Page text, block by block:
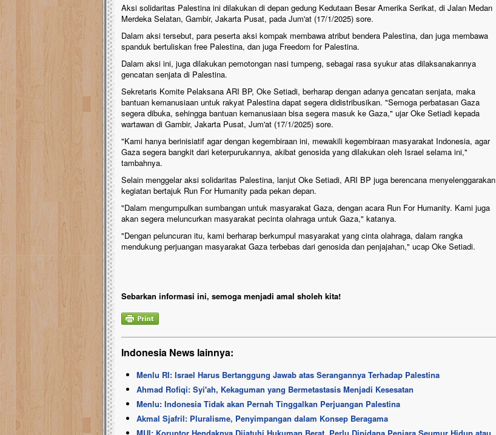
Aksi solidaritas Palestina ini dilakukan di depan gedung Kedutaan Besar Amerika Serikat, di Jalan Medan
Merdeka Selatan, Gambir, Jakarta Pusat, pada Jum'at (17/1/2025) sore.
Dalam aksi tersebut, para peserta aksi kompak membawa atribut bendera Palestina, dan juga membawa
spanduk bertuliskan free Palestina, dan juga Freedom for Palestina.
Dalam aksi ini, juga dilakukan pemotongan nasi tumpeng, sebagai rasa syukur atas dilaksanakannya
gencatan senjata di Palestina.
Sekretaris Komite Pelaksana ARI BP, Oke Setiadi, berharap dengan adanya gencatan senjata, maka
bantuan kemanusiaan untuk rakyat Palestina dapat segera didistribusikan. "Semoga perbatasan Gaza
segera dibuka, sehingga bantuan kemanusiaan bisa segera masuk ke Gaza," ujar Oke Setiadi kepada
wartawan di Gambir, Jakarta Pusat, Jum'at (17/1/2025) sore.
"Kami hanya berinisiatif agar dengan kegembiraan ini, mewakili kegembiraan masyarakat Indonesia, agar
Gaza segera bangkit dari keterpurukannya, akibat genosida yang dilakukan oleh Israel selama ini,"
tambahnya.
Selain menggelar aksi solidaritas Palestina, lanjut Oke Setiadi, ARI BP juga berencana menyelenggarakan
kegiatan bertajuk Run For Humanity pada pekan depan.
"Dalam mengumpulkan sumbangan untuk masyarakat Gaza, dengan acara Run For Humanity. Kami juga
akan segera meluncurkan masyarakat pecinta olahraga untuk Gaza," katanya.
"Dengan peluncuran itu, kami berharap berkumpul masyarakat yang cinta olahraga, dalam rangka
mendukung perjuangan masyarakat Gaza terbebas dari genosida dan penjajahan," ucap Oke Setiadi.
Sebarkan informasi ini, semoga menjadi amal sholeh kita!
Indonesia News lainnya:
Menlu RI: Israel Harus Bertanggung Jawab atas Serangannya Terhadap Palestina
Ahmad Rofiqi: Syi'ah, Kekaguman yang Bermetastasis Menjadi Kesesatan
Menlu: Indonesia Tidak akan Pernah Tinggalkan Perjuangan Palestina
Akmal Sjafril: Pluralisme, Penyimpangan dalam Konsep Beragama